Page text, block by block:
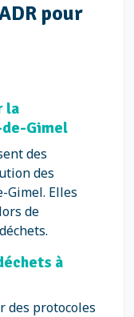
pour
la
Gimel
des
des
Gimel. Elles
de
à
des protocoles